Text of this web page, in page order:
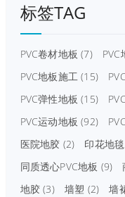
标签TAG
PVC卷材地板 (7) PVC
PVC地板施工(15)
PVC弹性地板 (15)
PVC运动地板 (92)
医院地胶 (2) 印花地毯
同质透心PVC地板 (9)
地胶(3) 墙塑 (2) 墙